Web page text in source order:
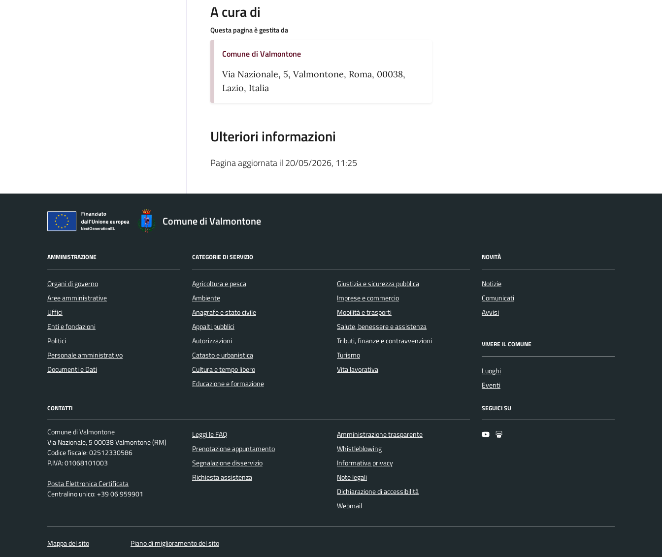
A cura di
Questa pagina è gestita da
Comune di Valmontone
Via Nazionale, 5, Valmontone, Roma, 00038,
Lazio, Italia
Ulteriori informazioni
Pagina aggiornata il 20/05/2026, 11:25
Comune di Valmontone
AMMINISTRAZIONE
Organi di governo
Aree amministrative
Uffici
Enti e fondazioni
Politici
Personale amministrativo
Documenti e Dati
CATEGORIE DI SERVIZIO
Agricoltura e pesca
Ambiente
Anagrafe e stato civile
Appalti pubblici
Autorizzazioni
Catasto e urbanistica
Cultura e tempo libero
Educazione e formazione
Giustizia e sicurezza pubblica
Imprese e commercio
Mobilità e trasporti
Salute, benessere e assistenza
Tributi, finanze e contravvenzioni
Turismo
Vita lavorativa
NOVITÀ
Notizie
Comunicati
Avvisi
VIVERE IL COMUNE
Luoghi
Eventi
CONTATTI
Comune di Valmontone
Via Nazionale, 5 00038 Valmontone (RM)
Codice fiscale: 02512330586
P.IVA: 01068101003
Posta Elettronica Certificata
Centralino unico: +39 06 959901
Leggi le FAQ
Prenotazione appuntamento
Segnalazione disservizio
Richiesta assistenza
Amministrazione trasparente
Whistleblowing
Informativa privacy
Note legali
Dichiarazione di accessibilità
Webmail
SEGUICI SU
YoutubeSlideshare
Mappa del sito Piano di miglioramento del sito